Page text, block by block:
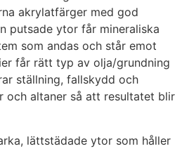
akrylatfärger med god
putsade ytor får mineraliska
som andas och står emot
får rätt typ av olja/grundning
ställning, fallskydd och
och altaner så att resultatet blir
lättstädade ytor som håller